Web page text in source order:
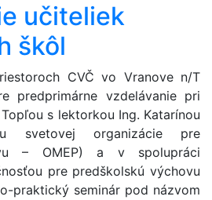
učiteliek
škôl
CVČ vo Vranove n/T
predprimárne vzdelávanie pri
s lektorkou Ing. Katarínou
svetovej organizácie pre
– OMEP) a v spolupráci
pre predškolskú výchovu
praktický seminár pod názvom